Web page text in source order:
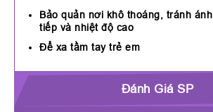
Bảo quản nơi khô thoáng, tránh
tiếp và nhiệt độ cao
Để xa tầm tay trẻ em
Đánh Giá SP